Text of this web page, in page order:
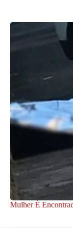
Mulher É